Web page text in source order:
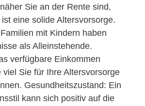
Sie an der Rente sind,
eine solide Altersvorsorge.
mit Kindern haben
als Alleinstehende.
verfügbare Einkommen
viel Sie für Ihre Altersvorsorge
Gesundheitszustand: Ein
kann sich positiv auf die